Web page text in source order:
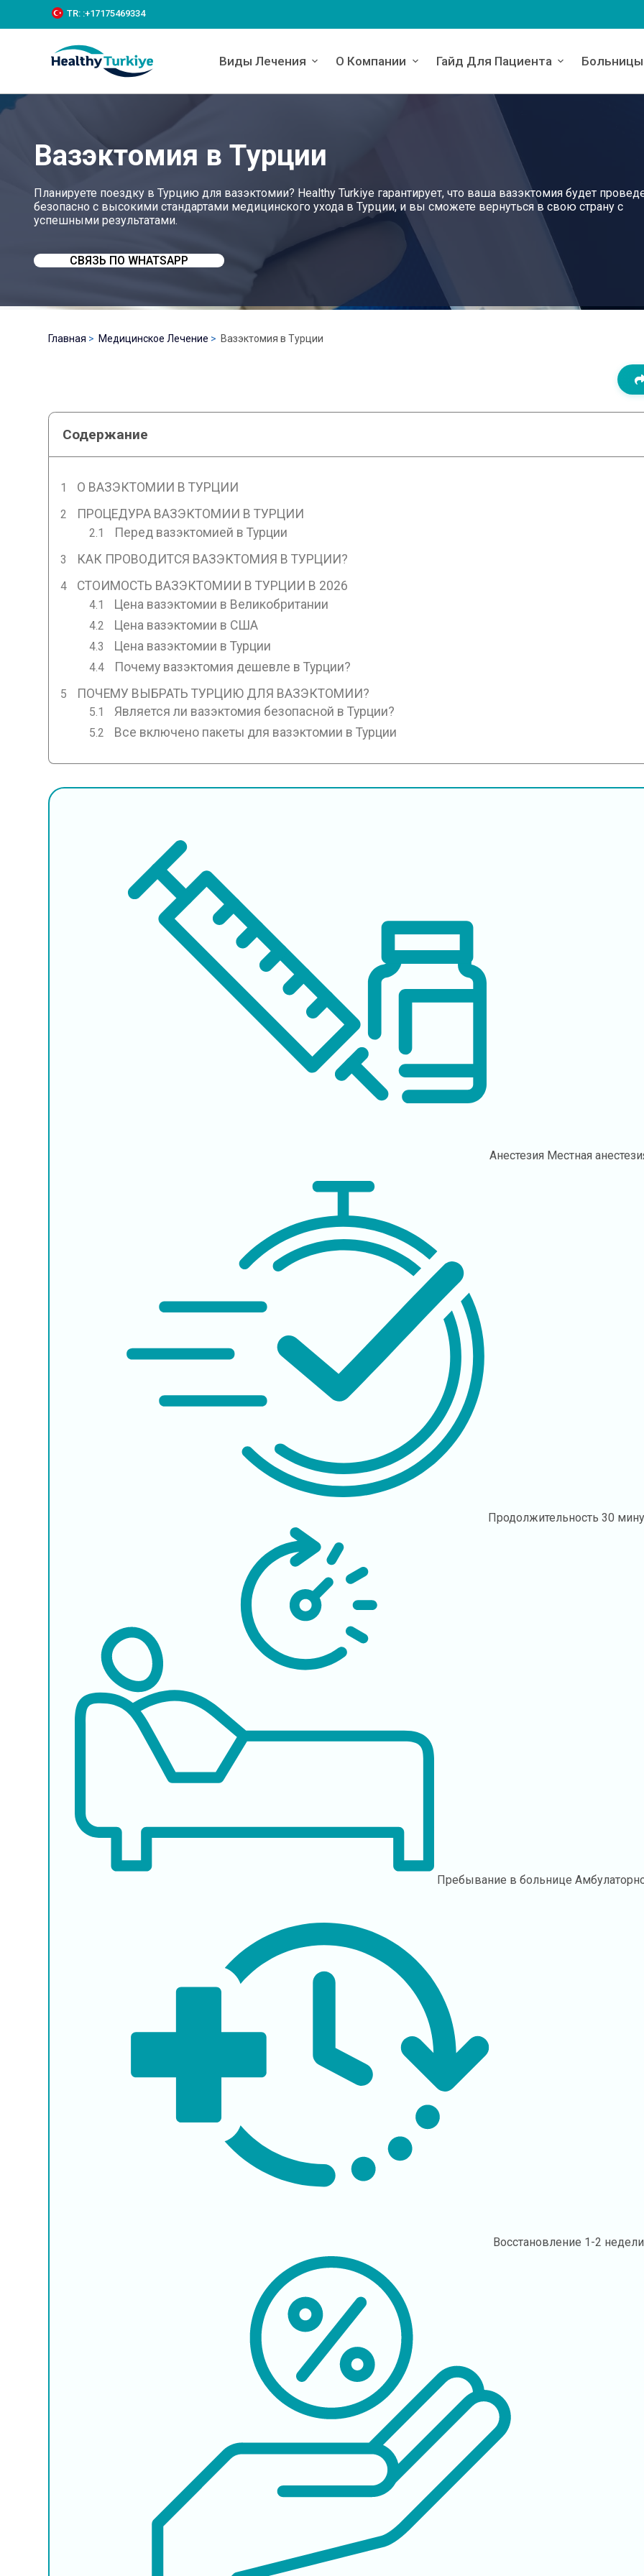
k
c
o
TR: :+‪17175469334‬
Виды Лечения О Компании Гайд Для Пациента Больницы
Вазэктомия в Турции
Планируете поездку в Турцию для вазэктомии? Healthy Turkiye гарантирует, что ваша вазэктомия будет
безопасно с высокими стандартами медицинского ухода в Турции, и вы сможете вернуться в свою страну с
успешными результатами.
СВЯЗЬ ПО WHATSAPP
Главная Медицинское Лечение Вазэктомия в Турции
Содержание
О ВАЗЭКТОМИИ В ТУРЦИИ
ПРОЦЕДУРА ВАЗЭКТОМИИ В ТУРЦИИ
Перед вазэктомией в Турции
КАК ПРОВОДИТСЯ ВАЗЭКТОМИЯ В ТУРЦИИ?
СТОИМОСТЬ ВАЗЭКТОМИИ В ТУРЦИИ В 2026
Цена вазэктомии в Великобритании
Цена вазэктомии в США
Цена вазэктомии в Турции
Почему вазэктомия дешевле в Турции?
ПОЧЕМУ ВЫБРАТЬ ТУРЦИЮ ДЛЯ ВАЗЭКТОМИИ?
Является ли вазэктомия безопасной в Турции?
Все включено пакеты для вазэктомии в Турции
Анестезия Местная
Продолжительность 30
Пребывание в больнице
Восстановление 1-2 недели